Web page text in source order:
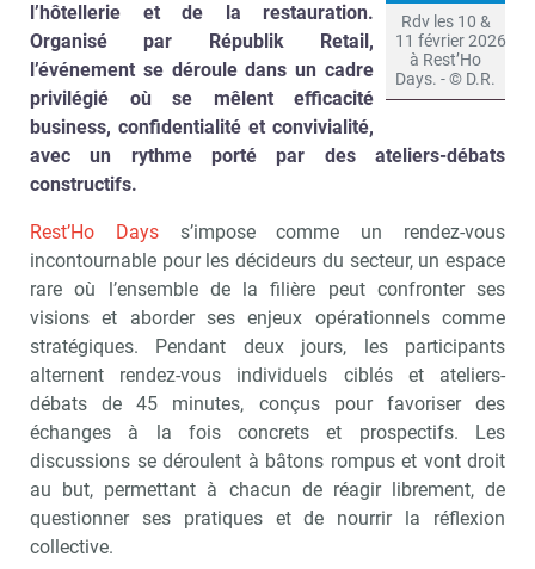
Rdv les 10 &
11 février 2026
à Rest’Ho
Days. - © D.R.
l’hôtellerie et de la restauration.
Organisé par Républik Retail,
l’événement se déroule dans un cadre
privilégié où se mêlent efficacité
business, confidentialité et convivialité,
avec un rythme porté par des ateliers-débats
constructifs.
Rest’Ho Days s’impose comme un rendez-vous
incontournable pour les décideurs du secteur, un espace
rare où l’ensemble de la filière peut confronter ses
visions et aborder ses enjeux opérationnels comme
stratégiques. Pendant deux jours, les participants
alternent rendez-vous individuels ciblés et ateliers-
débats de 45 minutes, conçus pour favoriser des
échanges à la fois concrets et prospectifs. Les
discussions se déroulent à bâtons rompus et vont droit
au but, permettant à chacun de réagir librement, de
questionner ses pratiques et de nourrir la réflexion
collective.